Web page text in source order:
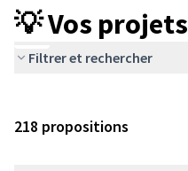
💡 Vos projets
Filtrer et rechercher
218 propositions